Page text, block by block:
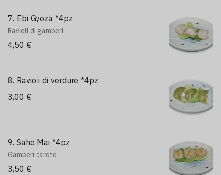
7. Ebi Gyoza *4pz
Ravioli di gamberi
4,50 €
8. Ravioli di verdure *4pz
3,00 €
9. Saho Mai *4pz
Gamberi carote
3,50 €